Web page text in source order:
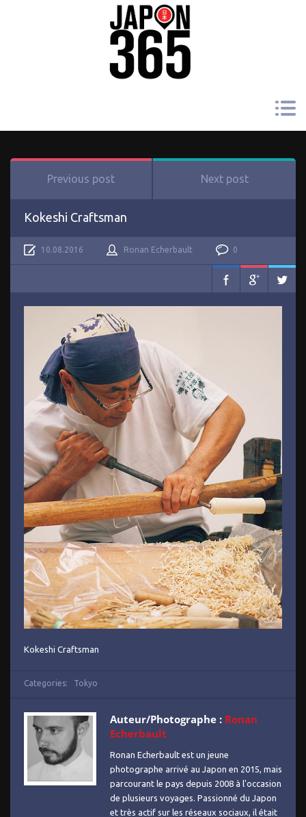
Previous post Next post
Kokeshi Craftsman
10.08.2016 Ronan Echerbault 0
Kokeshi Craftsman
Categories: Tokyo
Auteur/Photographe : Ronan
Echerbault
Ronan Echerbault est un jeune
photographe arrivé au Japon en 2015, mais
parcourant le pays depuis 2008 à l'occasion
de plusieurs voyages. Passionné du Japon
et très actif sur les réseaux sociaux, il était